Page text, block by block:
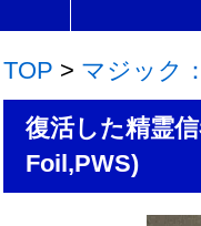
TOP > マジック
復活した精霊
Foil,PWS)